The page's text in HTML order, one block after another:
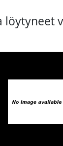
löytyneet